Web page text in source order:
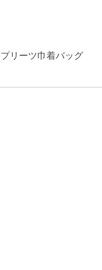
リーツ巾着バッグ